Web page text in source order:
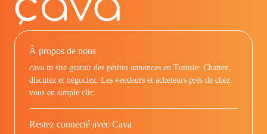
À propos de nous
cava.tn site gratuit des petites annonces en Tunisie: Chattez,
discutez et négociez. Les vendeurs et acheteurs prés de chez
vous en simple clic.
Restez connecté avec Cava